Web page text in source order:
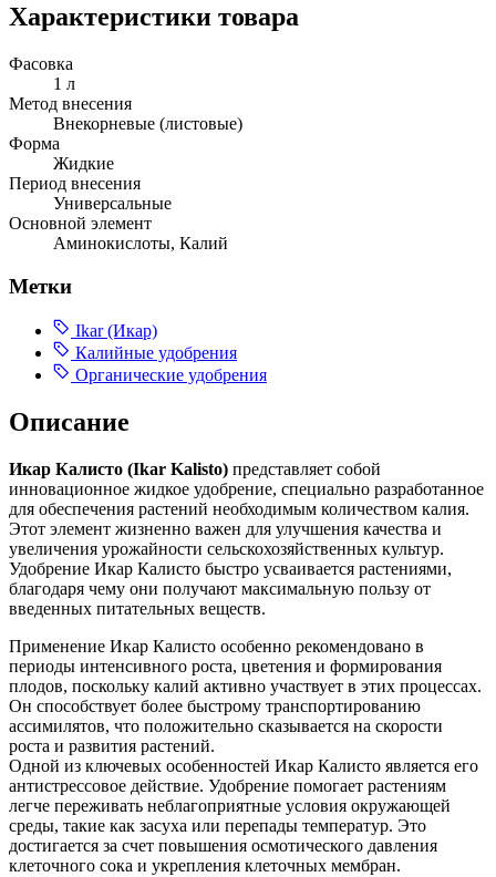
Характеристики товара
Фасовка
1 л
Метод внесения
Внекорневые (листовые)
Форма
Жидкие
Период внесения
Универсальные
Основной элемент
Аминокислоты, Калий
Метки
Ikar (Икар)
Калийные удобрения
Органические удобрения
Описание
Икар Калисто (Ikar Kalisto) представляет собой
инновационное жидкое удобрение, специально разработанное
для обеспечения растений необходимым количеством калия.
Этот элемент жизненно важен для улучшения качества и
увеличения урожайности сельскохозяйственных культур.
Удобрение Икар Калисто быстро усваивается растениями,
благодаря чему они получают максимальную пользу от
введенных питательных веществ.
Применение Икар Калисто особенно рекомендовано в
периоды интенсивного роста, цветения и формирования
плодов, поскольку калий активно участвует в этих процессах.
Он способствует более быстрому транспортированию
ассимилятов, что положительно сказывается на скорости
роста и развития растений.
Одной из ключевых особенностей Икар Калисто является его
антистрессовое действие. Удобрение помогает растениям
легче переживать неблагоприятные условия окружающей
среды, такие как засуха или перепады температур. Это
достигается за счет повышения осмотического давления
клеточного сока и укрепления клеточных мембран.